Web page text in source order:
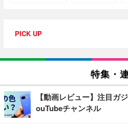
PICK UP
特集・
【動画レビュー】注目ガ
ouTubeチャンネル